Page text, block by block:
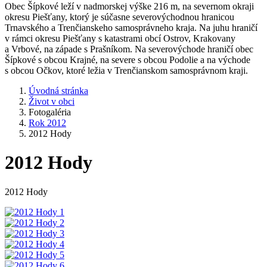
Obec Šípkové leží v nadmorskej výške 216 m, na severnom okraji
okresu Piešťany, ktorý je súčasne severovýchodnou hranicou
Trnavského a Trenčianskeho samosprávneho kraja. Na juhu hraničí
v rámci okresu Piešťany s katastrami obcí Ostrov, Krakovany
a Vrbové, na západe s Prašníkom. Na severovýchode hraničí obec
Šípkové s obcou Krajné, na severe s obcou Podolie a na východe
s obcou Očkov, ktoré ležia v Trenčianskom samosprávnom kraji.
Úvodná stránka
Život v obci
Fotogaléria
Rok 2012
2012 Hody
2012 Hody
2012 Hody